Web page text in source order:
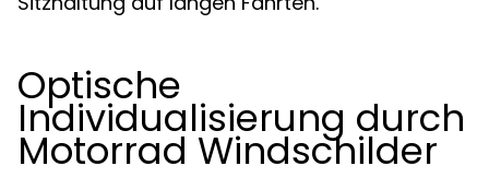
Optische
Individualisierung durch
Motorrad Windschilder